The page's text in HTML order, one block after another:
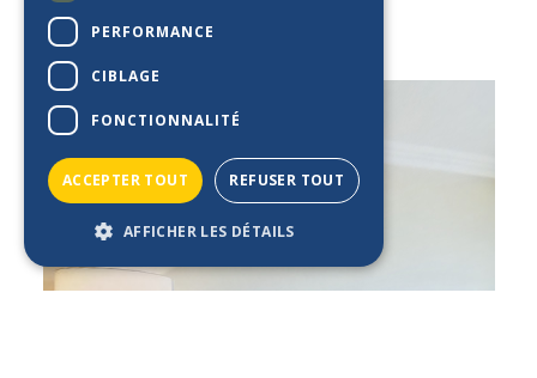
PERFORMANCE
CIBLAGE
FONCTIONNALITÉ
ACCEPTER TOUT REFUSER TOUT
AFFICHER LES DÉTAILS